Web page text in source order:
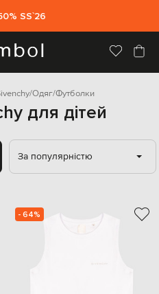
SS`26
Одяг Футболки
для дітей
За популярністю
- 64%